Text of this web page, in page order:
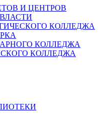
И ЦЕНТРОВ
КОЛЛЕДЖА
КОЛЛЕДЖА
КОЛЛЕДЖА